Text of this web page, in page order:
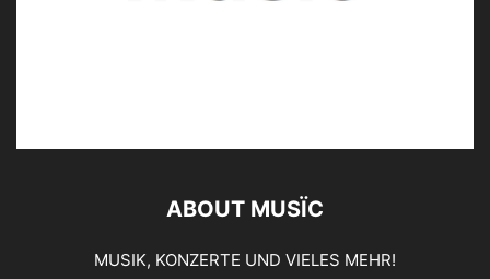
ABOUT MUSÏC
MUSIK, KONZERTE UND VIELES MEHR!